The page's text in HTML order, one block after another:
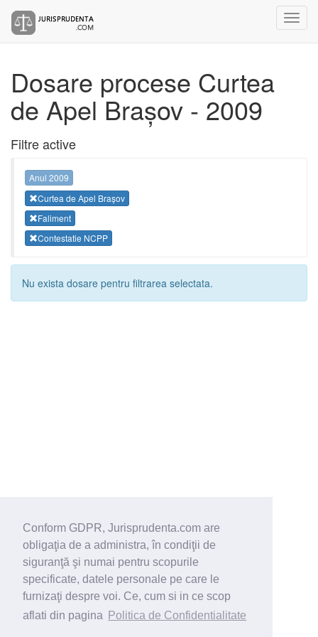
Conform GDPR, Jurisprudenta.com are
obligaţia de a administra, în condiţii de
siguranţă şi numai pentru scopurile
specificate, datele personale pe care le
furnizaţi despre voi. Ce, cum si in ce scop
aflati din pagina
Politica de Confidentialitate
Dosare procese Curtea
de Apel Brașov - 2009
Filtre active
Anul 2009
Curtea de Apel Brașov
Faliment
Contestatie NCPP
Nu exista dosare pentru filtrarea selectata.